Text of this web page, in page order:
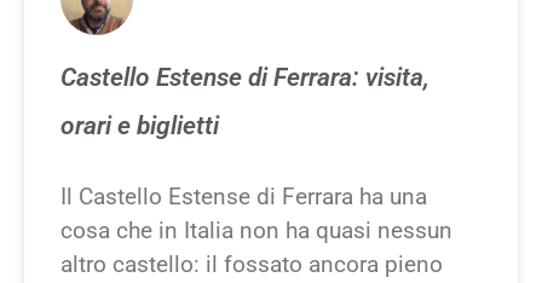
Castello Estense di Ferrara: visita,
orari e biglietti
Il Castello Estense di Ferrara ha una
cosa che in Italia non ha quasi nessun
altro castello: il fossato ancora pieno